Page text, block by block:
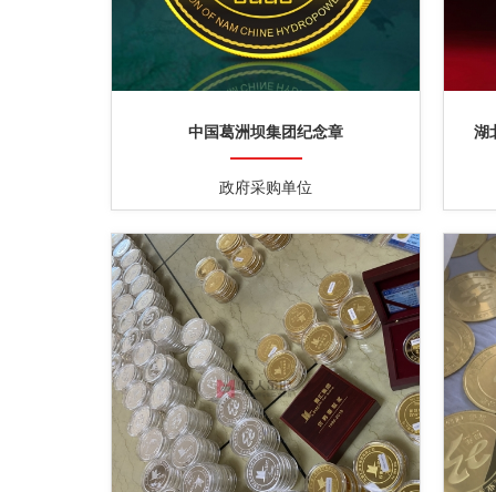
中国葛洲坝集团纪念章
政府采购单位
湖